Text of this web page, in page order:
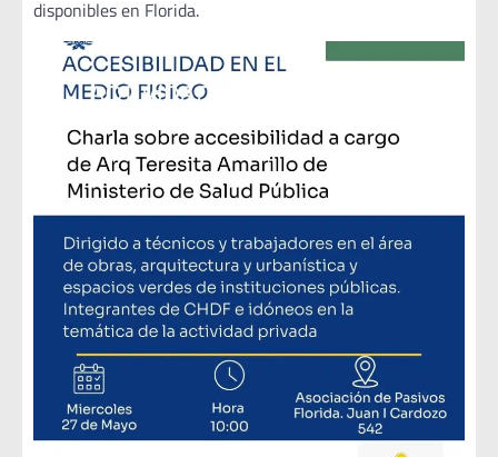
disponibles en Florida.